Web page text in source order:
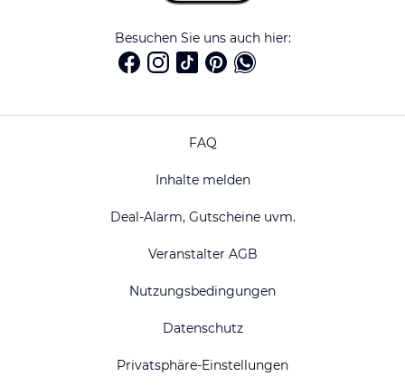
Besuchen Sie uns auch hier:
FAQ
Inhalte melden
Deal-Alarm, Gutscheine uvm.
Veranstalter AGB
Nutzungsbedingungen
Datenschutz
Privatsphäre-Einstellungen